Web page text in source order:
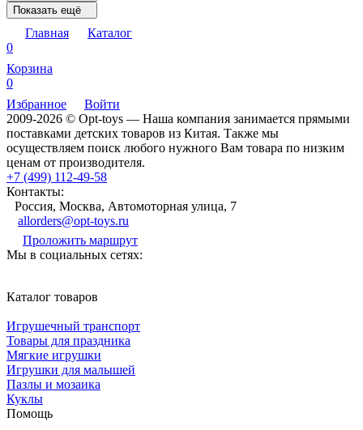
Показать ещё
Главная
Каталог
0
Корзина
0
Избранное
Войти
2009-2026 © Opt-toys — Наша компания занимается прямыми
поставками детских товаров из Китая. Также мы
осуществляем поиск любого нужного Вам товара по низким
ценам от производителя.
+7 (499) 112-49-58
Контакты:
Россия, Москва, Автомоторная улица, 7
allorders@opt-toys.ru
Проложить маршрут
Мы в социальных сетях:
Каталог товаров
Игрушечный транспорт
Товары для праздника
Мягкие игрушки
Игрушки для малышей
Пазлы и мозаика
Куклы
Помощь